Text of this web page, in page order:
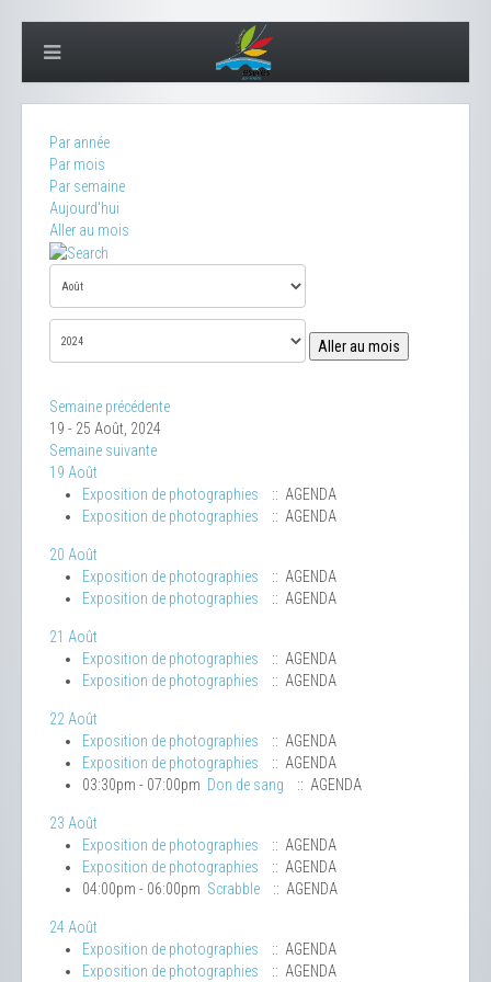
Par année
Par mois
Par semaine
Aujourd'hui
Aller au mois
Aller au mois
Semaine précédente
19 - 25 Août, 2024
Semaine suivante
19 Août
Exposition de photographies
:: AGENDA
Exposition de photographies
:: AGENDA
20 Août
Exposition de photographies
:: AGENDA
Exposition de photographies
:: AGENDA
21 Août
Exposition de photographies
:: AGENDA
Exposition de photographies
:: AGENDA
22 Août
Exposition de photographies
:: AGENDA
Exposition de photographies
:: AGENDA
03:30pm - 07:00pm Don de sang :: AGENDA
23 Août
Exposition de photographies
:: AGENDA
Exposition de photographies
:: AGENDA
04:00pm - 06:00pm Scrabble :: AGENDA
24 Août
Exposition de photographies
:: AGENDA
Exposition de photographies
:: AGENDA